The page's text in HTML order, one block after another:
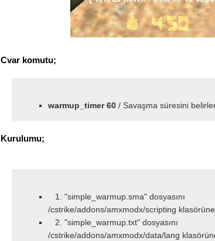
Cvar komutu;
warmup_timer 60 / Savaşma süresini
Kurulumu;
1. "simple_warmup.sma" dosyasını
/cstrike/addons/amxmodx/scripting klasörüne.
2. "simple_warmup.txt" dosyasını
/cstrike/addons/amxmodx/data/lang